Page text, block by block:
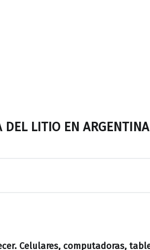
DEL LITIO EN ARGENTINA
Celulares, computadoras,